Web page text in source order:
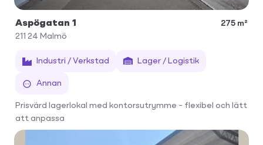
Aspögatan 1
275 m²
211 24 Malmö
Industri / Verkstad Lager / Logistik
Annan
Prisvärd lagerlokal med kontorsutrymme – flexibel och lätt
att anpassa